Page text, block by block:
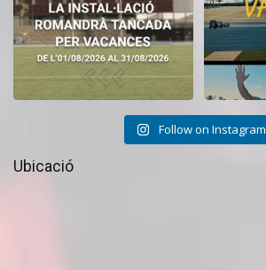
Follow on Instagram
Ubicació